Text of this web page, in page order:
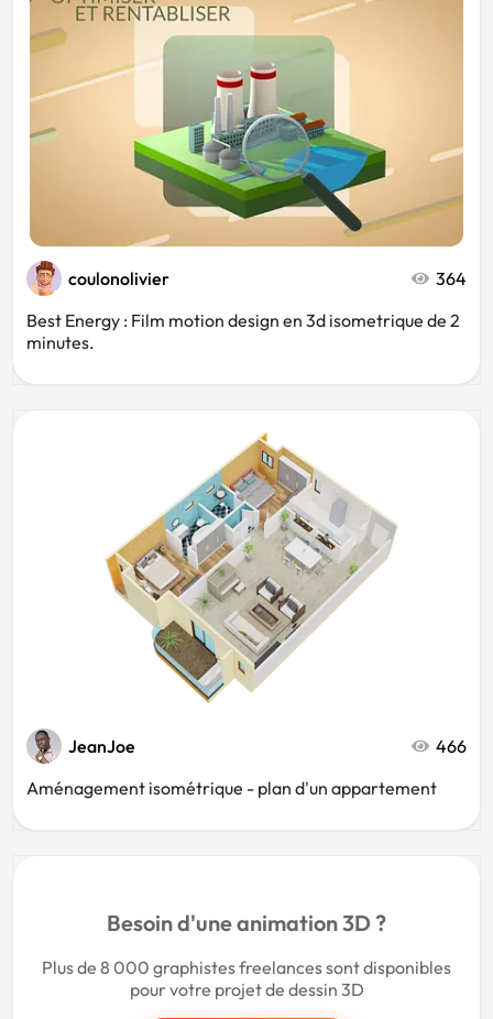
coulonolivier
364
Best Energy : Film motion design en 3d isometrique de 2
minutes.
JeanJoe
466
Aménagement isométrique - plan d'un appartement
Besoin d'une animation 3D ?
Plus de 8 000 graphistes freelances sont disponibles
pour votre projet de dessin 3D